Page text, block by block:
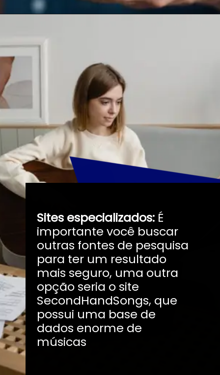
Sites especializados: É
importante você buscar
outras fontes de pesquisa
para ter um resultado
mais seguro, uma outra
opção seria o site
SecondHandSongs, que
possui uma base de
dados enorme de
músicas